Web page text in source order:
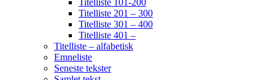
Titelliste 101-200
Titelliste 201 – 300
Titelliste 301 – 400
Titelliste 401 –
Titelliste – alfabetisk
Emneliste
Seneste tekster